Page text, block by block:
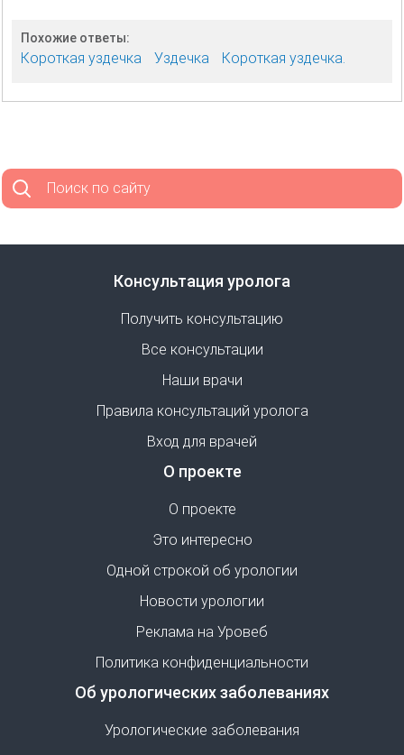
Похожие ответы:
Короткая уздечка Уздечка Короткая уздечка.
Поиск по сайту
Консультация уролога
Получить консультацию
Все консультации
Наши врачи
Правила консультаций уролога
Вход для врачей
О проекте
О проекте
Это интересно
Одной строкой об урологии
Новости урологии
Реклама на Уровеб
Политика конфиденциальности
Об урологических заболеваниях
Урологические заболевания